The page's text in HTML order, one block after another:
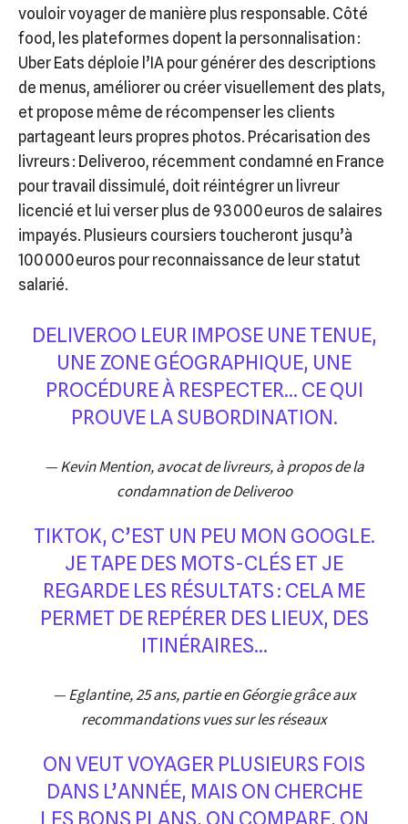
vouloir voyager de manière plus responsable. Côté
food, les plateformes dopent la personnalisation :
Uber Eats déploie l’IA pour générer des descriptions
de menus, améliorer ou créer visuellement des plats,
et propose même de récompenser les clients
partageant leurs propres photos. Précarisation des
livreurs : Deliveroo, récemment condamné en France
pour travail dissimulé, doit réintégrer un livreur
licencié et lui verser plus de 93 000 euros de salaires
impayés. Plusieurs coursiers toucheront jusqu’à
100 000 euros pour reconnaissance de leur statut
salarié.
DELIVEROO LEUR IMPOSE UNE TENUE,
UNE ZONE GÉOGRAPHIQUE, UNE
PROCÉDURE À RESPECTER… CE QUI
PROUVE LA SUBORDINATION.
— Kevin Mention, avocat de livreurs, à propos de la
condamnation de Deliveroo
TIKTOK, C’EST UN PEU MON GOOGLE.
JE TAPE DES MOTS-CLÉS ET JE
REGARDE LES RÉSULTATS : CELA ME
PERMET DE REPÉRER DES LIEUX, DES
ITINÉRAIRES…
— Eglantine, 25 ans, partie en Géorgie grâce aux
recommandations vues sur les réseaux
ON VEUT VOYAGER PLUSIEURS FOIS
DANS L’ANNÉE, MAIS ON CHERCHE
LES BONS PLANS, ON COMPARE, ON